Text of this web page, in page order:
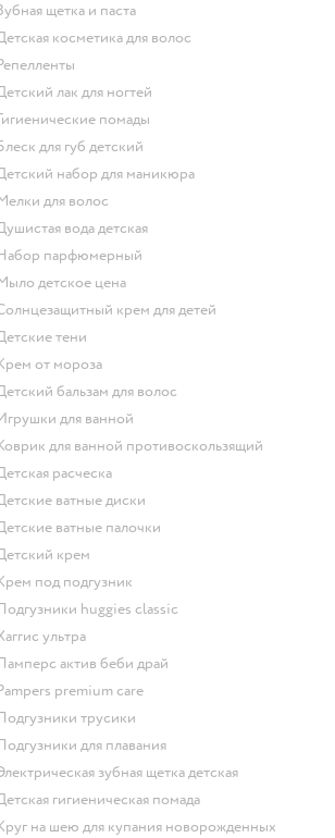
зубная щетка и паста
детская косметика для волос
репелленты
детский лак для ногтей
гигиенические помады
блеск для губ детский
детский набор для маникюра
мелки для волос
душистая вода детская
набор парфюмерный
мыло детское цена
солнцезащитный крем для детей
детские тени
крем от мороза
детский бальзам для волос
игрушки для ванной
коврик для ванной противоскользящий
детская расческа
детские ватные диски
детские ватные палочки
детский крем
крем под подгузник
подгузники huggies classic
хаггис ультра
памперс актив беби драй
pampers premium care
подгузники трусики
подгузники для плавания
электрическая зубная щетка детская
детская гигиеническая помада
круг на шею для купания новорожденных